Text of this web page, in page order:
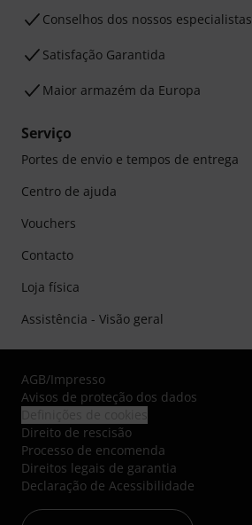
Conselhos dos nossos especialistas
Satisfação Garantida
Maior armazém da Europa
Serviço
Portes de envio e tempos de entrega
Centro de ajuda
Vouchers
Contacto
Loja física
Assistência - Visão geral
AGB/Impresso
Avisos de proteção dos dados
Direito de rescisão
Processo de encomenda
Direitos legais de garantia
Declaração de Acessibilidade